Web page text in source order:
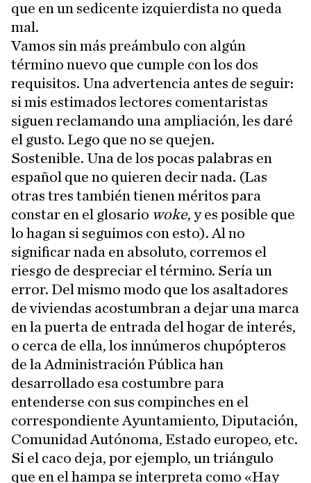
que en un sedicente izquierdista no queda
mal.
Vamos sin más preámbulo con algún
término nuevo que cumple con los dos
requisitos. Una advertencia antes de seguir:
si mis estimados lectores comentaristas
siguen reclamando una ampliación, les daré
el gusto. Lego que no se quejen.
Sostenible. Una de los pocas palabras en
español que no quieren decir nada. (Las
otras tres también tienen méritos para
constar en el glosario woke, y es posible que
lo hagan si seguimos con esto). Al no
significar nada en absoluto, corremos el
riesgo de despreciar el término. Sería un
error. Del mismo modo que los asaltadores
de viviendas acostumbran a dejar una marca
en la puerta de entrada del hogar de interés,
o cerca de ella, los innúmeros chupópteros
de la Administración Pública han
desarrollado esa costumbre para
entenderse con sus compinches en el
correspondiente Ayuntamiento, Diputación,
Comunidad Autónoma, Estado europeo, etc.
Si el caco deja, por ejemplo, un triángulo
que en el hampa se interpreta como «Hay